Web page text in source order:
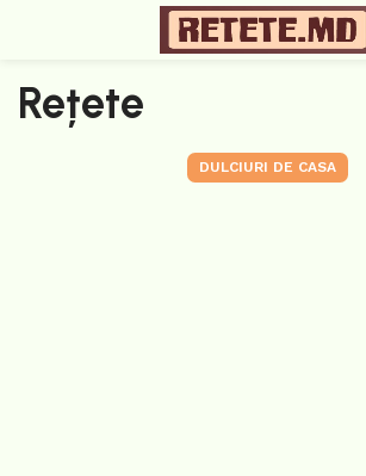
Rețete
DULCIURI DE CASA